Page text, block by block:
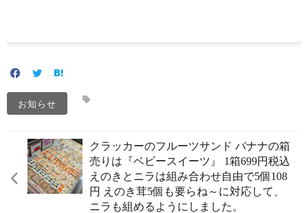
お知らせ
クラッカーのフルーツサンド バナナの箱
売りは『ベビースイーツ』 1箱699円税込
えのきとニラは組み合わせ自由で5個108
円 えのき茸5個も要らね～に対応して、
ニラも組めるようにしました。